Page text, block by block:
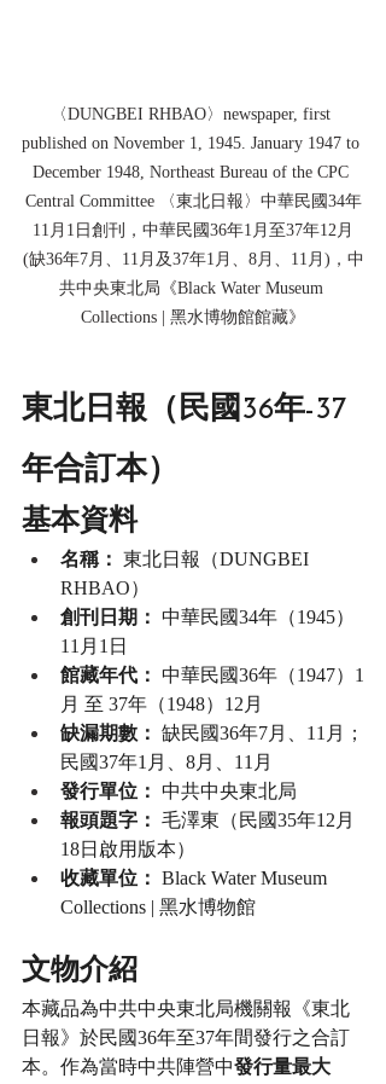
〈DUNGBEI RHBAO〉newspaper, first
published on November 1, 1945. January 1947 to
December 1948, Northeast Bureau of the CPC
Central Committee 〈東北日報〉中華民國34年
11月1日創刊，中華民國36年1月至37年12月
(缺36年7月、11月及37年1月、8月、11月)，中
共中央東北局《Black Water Museum
Collections | 黑水博物館館藏》
東北日報（民國36年-37
年合訂本）
基本資料
名稱： 東北日報（DUNGBEI
RHBAO）
創刊日期： 中華民國34年（1945）
11月1日
館藏年代： 中華民國36年（1947）1
月 至 37年（1948）12月
缺漏期數： 缺民國36年7月、11月；
民國37年1月、8月、11月
發行單位： 中共中央東北局
報頭題字： 毛澤東（民國35年12月
18日啟用版本）
收藏單位： Black Water Museum
Collections | 黑水博物館
文物介紹
本藏品為中共中央東北局機關報《東北
日報》於民國36年至37年間發行之合訂
本。作為當時中共陣營中發行量最大